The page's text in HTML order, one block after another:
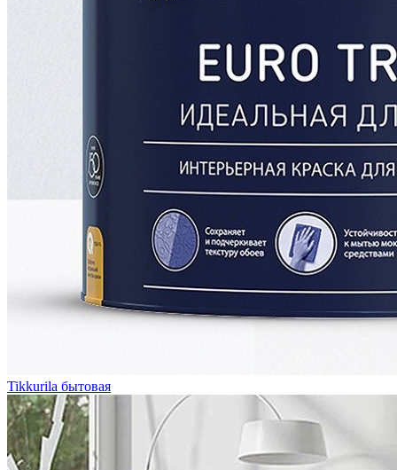
Tikkurila бытовая